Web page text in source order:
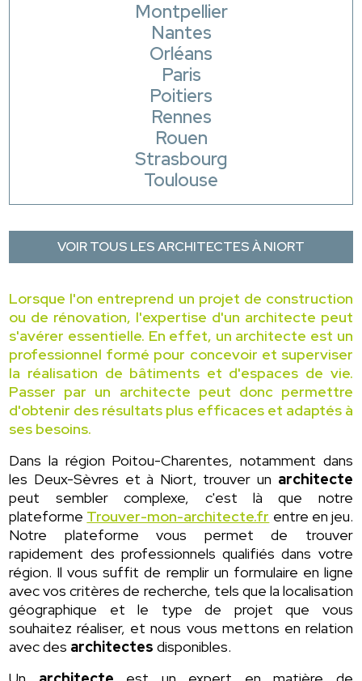
Montpellier
Nantes
Orléans
Paris
Poitiers
Rennes
Rouen
Strasbourg
Toulouse
VOIR TOUS LES ARCHITECTES À NIORT
Lorsque l'on entreprend un projet de construction
ou de rénovation, l'expertise d'un architecte peut
s'avérer essentielle. En effet, un architecte est un
professionnel formé pour concevoir et superviser
la réalisation de bâtiments et d'espaces de vie.
Passer par un architecte peut donc permettre
d'obtenir des résultats plus efficaces et adaptés à
ses besoins.
Dans la région Poitou-Charentes, notamment dans
les Deux-Sèvres et à Niort, trouver un architecte
peut sembler complexe, c'est là que notre
plateforme Trouver-mon-architecte.fr entre en jeu.
Notre plateforme vous permet de trouver
rapidement des professionnels qualifiés dans votre
région. Il vous suffit de remplir un formulaire en ligne
avec vos critères de recherche, tels que la localisation
géographique et le type de projet que vous
souhaitez réaliser, et nous vous mettons en relation
avec des architectes disponibles.